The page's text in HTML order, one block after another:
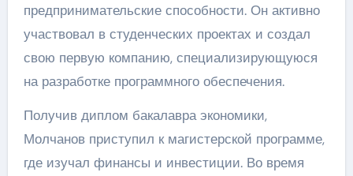
предпринимательские способности. Он активно
участвовал в студенческих проектах и создал
свою первую компанию, специализирующуюся
на разработке программного обеспечения.
Получив диплом бакалавра экономики,
Молчанов приступил к магистерской программе,
где изучал финансы и инвестиции. Во время